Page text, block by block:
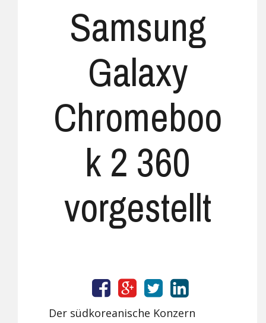
Samsung
Galaxy
Chromeboo
k 2 360
vorgestellt
Der südkoreanische Konzern